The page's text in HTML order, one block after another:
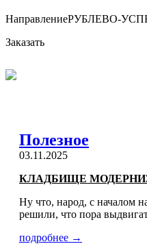
НаправлениеРУБЛЕВО-
Заказать
Полезное
03.11.2025
КЛАДБИЩЕ
Ну что, народ, с началом
решили, что пора
подробнее →